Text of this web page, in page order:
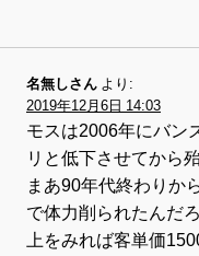
名無しさん より:
2019年12月6日 14:03
モスは2006年にバン
リと低下させてから
まあ90年代終わりか
で体力削られたんだ
上をみれば客単価